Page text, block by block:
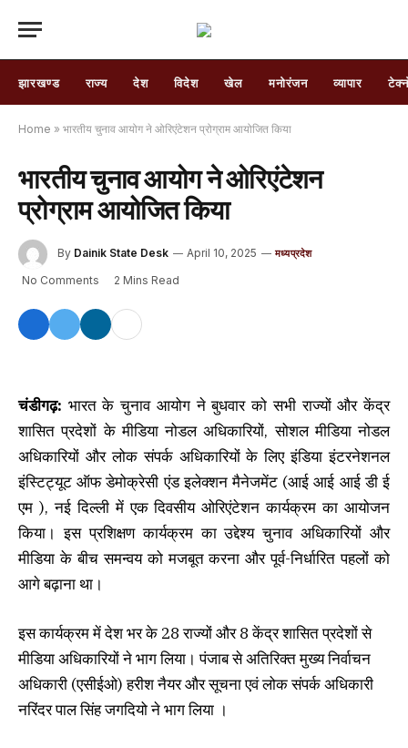
झारखण्ड राज्य देश विदेश खेल मनोरंजन व्यापार
Home » भारतीय चुनाव आयोग ने ओरिएंटेशन प्रोग्राम आयोजित किया
भारतीय चुनाव आयोग ने ओरिएंटेशन
प्रोग्राम आयोजित किया
By Dainik State Desk April 10, 2025 मध्यप्रदेश
No Comments 2 Mins Read
चंडीगढ़: भारत के चुनाव आयोग ने बुधवार को सभी राज्यों और केंद्र
शासित प्रदेशों के मीडिया नोडल अधिकारियों, सोशल मीडिया नोडल
अधिकारियों और लोक संपर्क अधिकारियों के लिए इंडिया इंटरनेशनल
इंस्टिट्यूट ऑफ डेमोक्रेसी एंड इलेक्शन मैनेजमेंट (आई आई आई डी ई
एम ), नई दिल्ली में एक दिवसीय ओरिएंटेशन कार्यक्रम का आयोजन
किया। इस प्रशिक्षण कार्यक्रम का उद्देश्य चुनाव अधिकारियों और
मीडिया के बीच समन्वय को मजबूत करना और पूर्व-निर्धारित पहलों को
आगे बढ़ाना था।
इस कार्यक्रम में देश भर के 28 राज्यों और 8 केंद्र शासित प्रदेशों से
मीडिया अधिकारियों ने भाग लिया। पंजाब से अतिरिक्त मुख्य निर्वाचन
अधिकारी (एसीईओ) हरीश नैयर और सूचना एवं लोक संपर्क अधिकारी
नरिंदर पाल सिंह जगदियो ने भाग लिया ।